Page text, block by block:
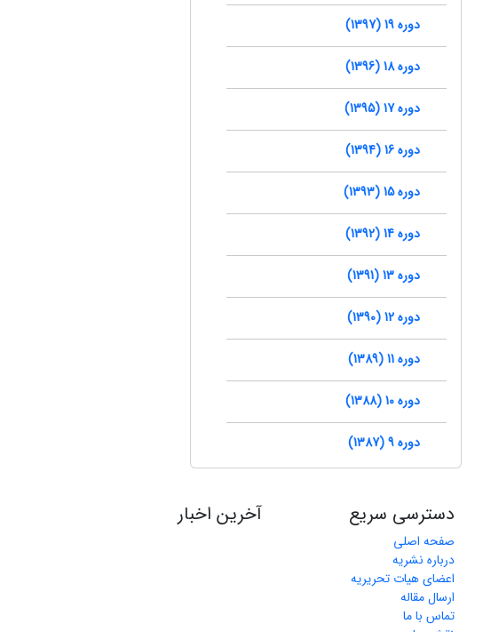
دوره 19 (1397)
دوره 18 (1396)
دوره 17 (1395)
دوره 16 (1394)
دوره 15 (1393)
دوره 14 (1392)
دوره 13 (1391)
دوره 12 (1390)
دوره 11 (1389)
دوره 10 (1388)
دوره 9 (1387)
دسترسی سریع
صفحه اصلی
درباره نشریه
اعضای هیات تحریریه
ارسال مقاله
تماس با ما
آخرین اخبار